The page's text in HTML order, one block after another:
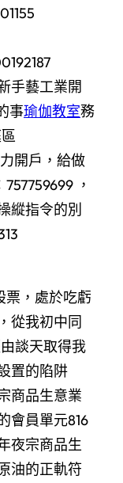
藝工業開
事瑜伽教室務
開戶，給做
，
縱指令的別
，處於吃虧
從我初中同
談天取得我
置的陷阱
商品生意業
會員單元816
夜宗商品生
油的正軌符